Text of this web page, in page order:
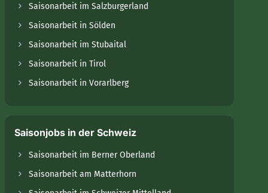
Saisonarbeit im Salzburgerland
Saisonarbeit in Sölden
Saisonarbeit im Stubaital
Saisonarbeit in Tirol
Saisonarbeit in Vorarlberg
Saisonjobs in der Schweiz
Saisonarbeit im Berner Oberland
Saisonarbeit am Matterhorn